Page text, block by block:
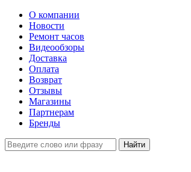
О компании
Новости
Ремонт часов
Видеообзоры
Доставка
Оплата
Возврат
Отзывы
Магазины
Партнерам
Бренды